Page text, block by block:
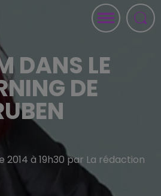
DANS LE
DE
2014 à 19h30 par La rédaction